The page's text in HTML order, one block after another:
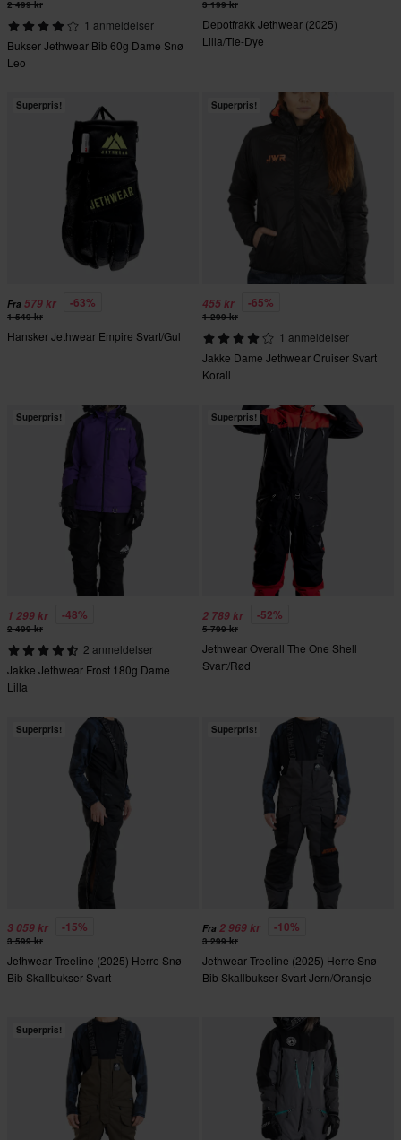
2 499 kr
1 anmeldelser
Bukser Jethwear Bib 60g Dame Snø
Leo
3 199 kr
Depotfrakk Jethwear (2025)
Lilla/Tie-Dye
Superpris!
Fra 579 kr -63%
1 549 kr
Hansker Jethwear Empire Svart/Gul
Superpris!
455 kr -65%
1 299 kr
1 anmeldelser
Jakke Dame Jethwear Cruiser Svart
Korall
Superpris!
1 299 kr -48%
2 499 kr
2 anmeldelser
Jakke Jethwear Frost 180g Dame
Lilla
Superpris!
2 789 kr -52%
5 799 kr
Jethwear Overall The One Shell
Svart/Rød
Superpris!
3 059 kr -15%
3 599 kr
Jethwear Treeline (2025) Herre Snø
Bib Skallbukser Svart
Superpris!
Fra 2 969 kr -10%
3 299 kr
Jethwear Treeline (2025) Herre Snø
Bib Skallbukser Svart Jern/Oransje
Superpris!